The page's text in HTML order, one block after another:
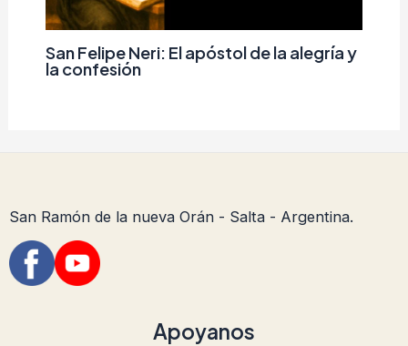
San Felipe Neri: El apóstol de la alegría y
la confesión
San Ramón de la nueva Orán - Salta - Argentina.
Apoyanos